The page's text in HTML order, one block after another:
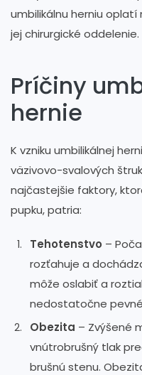
umbilikálnu herniu oplatí
jej chirurgické oddelenie.
Príčiny
hernie
K vzniku umbilikálnej
väzivovo-svalových
najčastejšie faktory,
pupku, patria:
Tehotenstvo –
rozťahuje a
môže oslabiť a
nedostatočne
Obezita – Zvýšené
vnútrobrušný tlak
brušnú stenu.